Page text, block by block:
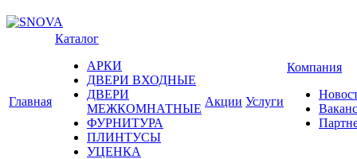
Главная
Каталог
АРКИ
ДВЕРИ ВХОДНЫЕ
ДВЕРИ
МЕЖКОМНАТНЫЕ
ФУРНИТУРА
ПЛИНТУСЫ
УЦЕНКА
Акции Услуги
Компания